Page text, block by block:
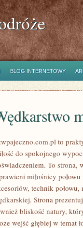
BLOG INTERNETOWY
to
do spokojnego
To strona,
miłośnicy
technik
Strona
bliskość natury,
wejść głębiej w temat